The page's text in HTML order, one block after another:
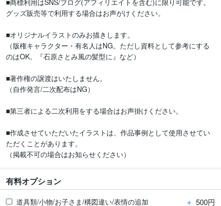
■商標利用はSNS/ブログ(アフィリエイトを含む)に限り可能です。
グッズ販売等で利用する場合はお声がけください。
■オリジナルイラストのみお描きします。
（版権キャラクター・有名人はNG。ただし資料として参考にする
のはOK。『石原さとみ風の髪型に』など）
■著作権の譲渡はいたしません。
（自作発言/二次配布はNG）
■第三者による二次利用をする場合はお声掛けください。
■作成させていただいたイラストは、作品事例として使用させてい
ただくことがあります。
（掲載不可の場合はお知らせください）
有料オプション
道具類/小物/お子さま/構図違い/表情の追加 ＋ 500円